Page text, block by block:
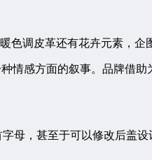
色调皮革还有花卉元素，
情感方面的叙事。品牌借
母，甚至于可以修改后盖